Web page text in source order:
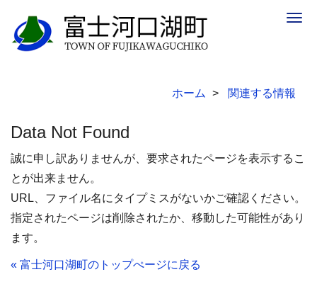
ホーム 関連する情報
Data Not Found
誠に申し訳ありませんが、要求されたページを表示するこ
とが出来ません。
URL、ファイル名にタイプミスがないかご確認ください。
指定されたページは削除されたか、移動した可能性があり
ます。
« 富士河口湖町のトップぺージに戻る